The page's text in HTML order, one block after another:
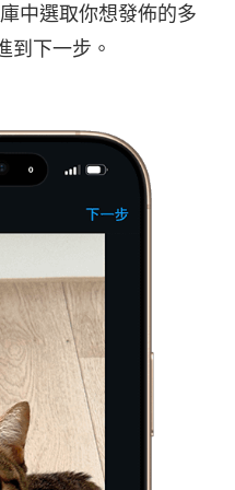
中選取你想發佈的多
到下一步。